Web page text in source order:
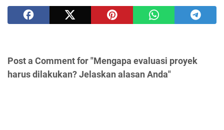
Post a Comment for "Mengapa evaluasi proyek
harus dilakukan? Jelaskan alasan Anda"